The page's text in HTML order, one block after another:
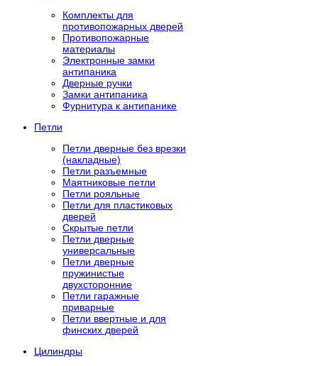
Комплекты для
противопожарных дверей
Противопожарные
материалы
Электронные замки
антипаника
Дверные ручки
Замки антипаника
Фурнитура к антипанике
Петли
Петли дверные без врезки
(накладные)
Петли разъемные
Маятниковые петли
Петли рояльные
Петли для пластиковых
дверей
Скрытые петли
Петли дверные
универсальные
Петли дверные
пружинистые
двухсторонние
Петли гаражные
приварные
Петли ввертные и для
финских дверей
Цилиндры